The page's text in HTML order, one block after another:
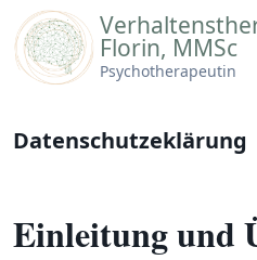
Skip
to
content
Florin, MMSc
Psychotherapeutin
Datenschutzeklärung
Einleitung und